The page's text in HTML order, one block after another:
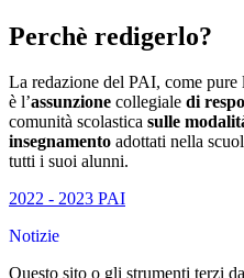
Perchè redigerlo?
La redazione del PAI, come pure
è l’assunzione collegiale di
comunità scolastica sulle
insegnamento adottati nella
tutti i suoi alunni.
2022 - 2023 PAI
Notizie
Questo sito o gli strumenti terzi